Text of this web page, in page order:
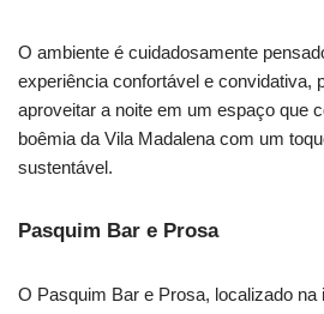
O ambiente é cuidadosamente
experiência confortável e convidativa,
aproveitar a noite em um espaço que
boêmia da Vila Madalena com um
sustentável.
Pasquim Bar e Prosa
O Pasquim Bar e Prosa, localizado na